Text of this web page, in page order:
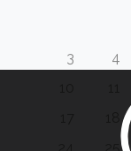
3
4